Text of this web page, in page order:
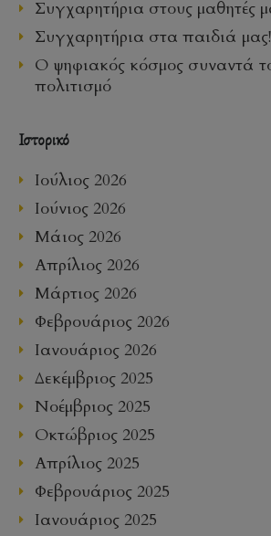
Συγχαρητήρια στους μαθητές
Συγχαρητήρια στα παιδιά
Ο ψηφιακός κόσμος συναντά
πολιτισμό
Ιστορικό
Ιούλιος 2026
Ιούνιος 2026
Μάιος 2026
Απρίλιος 2026
Μάρτιος 2026
Φεβρουάριος 2026
Ιανουάριος 2026
Δεκέμβριος 2025
Νοέμβριος 2025
Οκτώβριος 2025
Απρίλιος 2025
Φεβρουάριος 2025
Ιανουάριος 2025